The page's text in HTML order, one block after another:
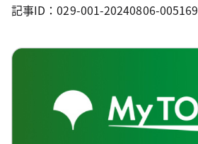
記事ID：029-001-20240806-005169